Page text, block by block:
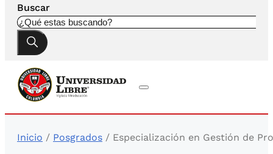
Buscar
Inicio / Posgrados / Especialización en Gestión de